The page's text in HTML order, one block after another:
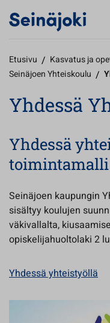
Etusivu / Kasvatus ja
Seinäjoen Yhteiskoulu /
Yhdessä
Yhdessä
toimintamalli
Seinäjoen kaupungin
sisältyy koulujen
väkivallalta,
opiskelijahuoltolaki 2
Yhdessä yhteistyöllä